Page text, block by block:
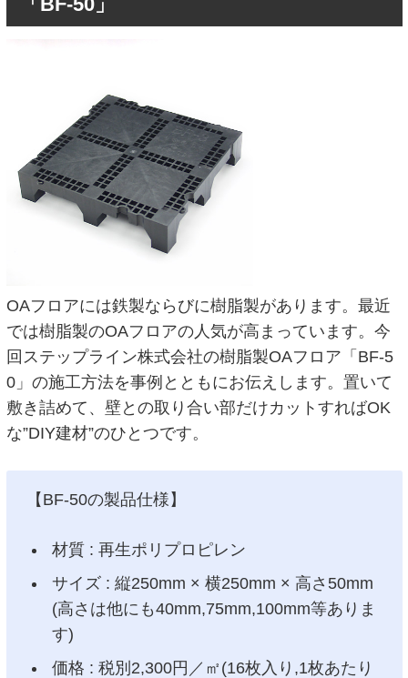
OAフロアには鉄製ならびに樹脂製があります。最近
では樹脂製のOAフロアの人気が高まっています。今
回ステップライン株式会社の樹脂製OAフロア「BF-5
0」の施工方法を事例とともにお伝えします。置いて
敷き詰めて、壁との取り合い部だけカットすればOK
な”DIY建材”のひとつです。
【BF-50の製品仕様】
材質 : 再生ポリプロピレン
サイズ : 縦250mm × 横250mm × 高さ50mm
(高さは他にも40mm,75mm,100mm等ありま
す)
価格 : 税別2,300円／㎡(16枚入り,1枚あたり